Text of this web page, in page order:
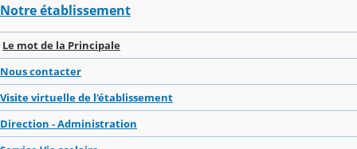
Notre établissement
Le mot de la Principale
Nous contacter
Visite virtuelle de l'établissement
Direction - Administration